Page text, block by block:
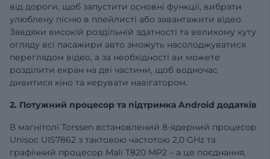
від дороги, щоб запустити основні функції, вибрати
улюблену пісню в плейлисті або завантажити відео.
Завдяки високій роздільній здатності та великому куту
огляду всі пасажири авто зможуть насолоджуватися
переглядом відео, а за необхідності ви можете
розділити екран на дві частини, щоб водночас
дивитися кіно та керувати навігатором.
2. Потужний процесор та підтримка Android додатків
В магнітолі Torssen встановлений 8-ядерний процесор
Unisoc UIS7862 з тактовою частотою 2,0 GHz та
графічний процесор Mali T820 MP2 – а це поєднання,